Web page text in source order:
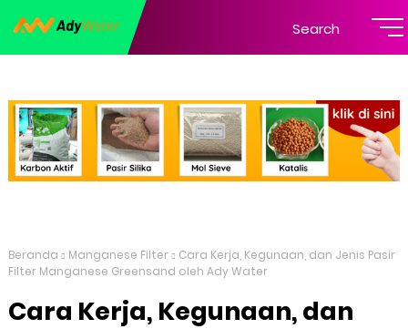
Search
Beranda Manganese Filter
Cara Kerja, Kegunaan, dan Jenis Pasir
Filter Manganese Greensand oleh Ady Water
Cara Kerja, Kegunaan, dan